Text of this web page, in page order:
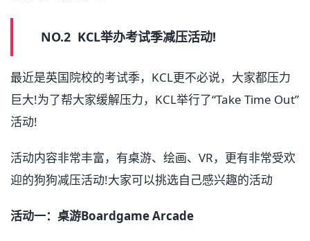
NO.2 KCL举办考试季减压活动!
最近是英国院校的考试季，KCL更不必说，大家都压力
巨大!为了帮大家缓解压力，KCL举行了“Take Time Out”
活动!
活动内容非常丰富，有桌游、绘画、VR，更有非常受欢
迎的狗狗减压活动!大家可以挑选自己感兴趣的活动
活动一：桌游Boardgame Arcade